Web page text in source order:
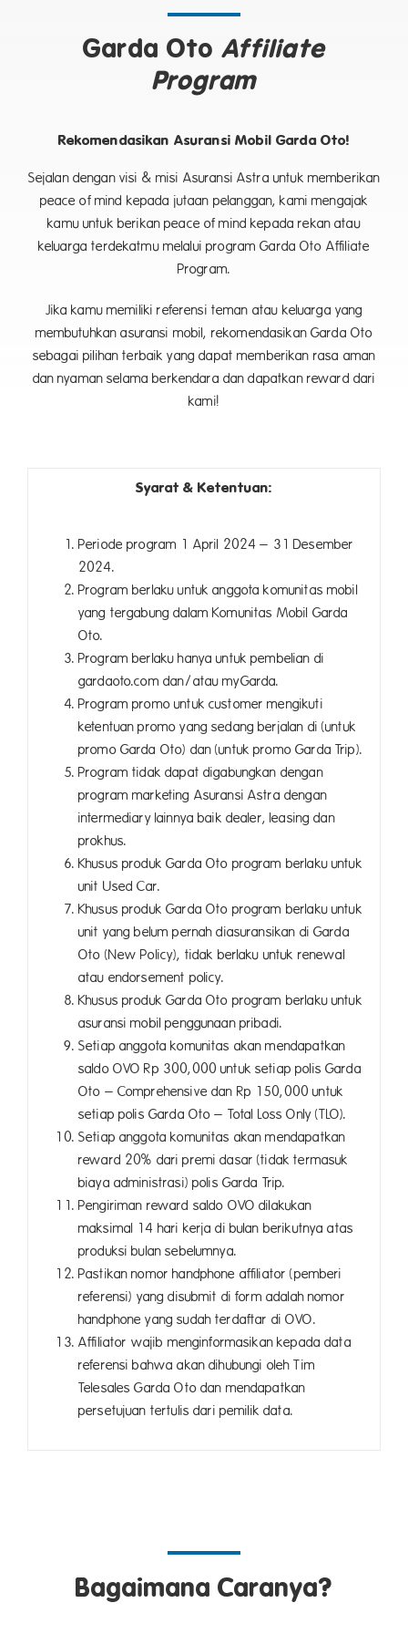
Garda Oto Affiliate
Program
Rekomendasikan Asuransi Mobil Garda Oto!
Sejalan dengan visi & misi Asuransi Astra untuk memberikan
peace of mind kepada jutaan pelanggan, kami mengajak
kamu untuk berikan peace of mind kepada rekan atau
keluarga terdekatmu melalui program Garda Oto Affiliate
Program.
Jika kamu memiliki referensi teman atau keluarga yang
membutuhkan asuransi mobil, rekomendasikan Garda Oto
sebagai pilihan terbaik yang dapat memberikan rasa aman
dan nyaman selama berkendara dan dapatkan reward dari
kami!
Syarat & Ketentuan:
Periode program 1 April 2024 – 31 Desember
2024.
Program berlaku untuk anggota komunitas mobil
yang tergabung dalam Komunitas Mobil Garda
Oto.
Program berlaku hanya untuk pembelian di
gardaoto.com dan/atau myGarda.
Program promo untuk customer mengikuti
ketentuan promo yang sedang berjalan di (untuk
promo Garda Oto) dan (untuk promo Garda Trip).
Program tidak dapat digabungkan dengan
program marketing Asuransi Astra dengan
intermediary lainnya baik dealer, leasing dan
prokhus.
Khusus produk Garda Oto program berlaku untuk
unit Used Car.
Khusus produk Garda Oto program berlaku untuk
unit yang belum pernah diasuransikan di Garda
Oto (New Policy), tidak berlaku untuk renewal
atau endorsement policy.
Khusus produk Garda Oto program berlaku untuk
asuransi mobil penggunaan pribadi.
Setiap anggota komunitas akan mendapatkan
saldo OVO Rp 300,000 untuk setiap polis Garda
Oto – Comprehensive dan Rp 150,000 untuk
setiap polis Garda Oto – Total Loss Only (TLO).
Setiap anggota komunitas akan mendapatkan
reward 20% dari premi dasar (tidak termasuk
biaya administrasi) polis Garda Trip.
Pengiriman reward saldo OVO dilakukan
maksimal 14 hari kerja di bulan berikutnya atas
produksi bulan sebelumnya.
Pastikan nomor handphone affiliator (pemberi
referensi) yang disubmit di form adalah nomor
handphone yang sudah terdaftar di OVO.
Affiliator wajib menginformasikan kepada data
referensi bahwa akan dihubungi oleh Tim
Telesales Garda Oto dan mendapatkan
persetujuan tertulis dari pemilik data.
Bagaimana Caranya?